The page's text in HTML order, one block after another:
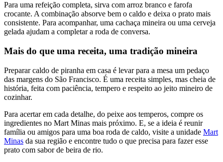
Para uma refeição completa, sirva com arroz branco e farofa
crocante. A combinação absorve bem o caldo e deixa o prato mais
consistente. Para acompanhar, uma cachaça mineira ou uma cerveja
gelada ajudam a completar a roda de conversa.
Mais do que uma receita, uma tradição mineira
Preparar caldo de piranha em casa é levar para a mesa um pedaço
das margens do São Francisco. É uma receita simples, mas cheia de
história, feita com paciência, tempero e respeito ao jeito mineiro de
cozinhar.
Para acertar em cada detalhe, do peixe aos temperos, compre os
ingredientes no Mart Minas mais próximo. E, se a ideia é reunir
família ou amigos para uma boa roda de caldo, visite a unidade Mart
Minas da sua região e encontre tudo o que precisa para fazer esse
prato com sabor de beira de rio.